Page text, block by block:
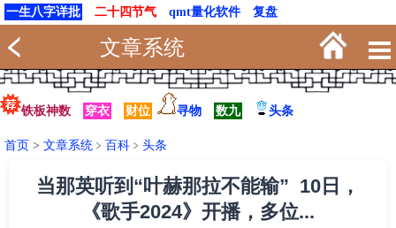
一生八字详批 二十四节气 qmt量化软件 复盘
文章系统
铁板神数 穿衣 财位 寻物 数九 头条
首页 > 文章系统 ﹥ 百科 ﹥ 头条
当那英听到“叶赫那拉不能输” 10日，
《歌手2024》开播，多位...